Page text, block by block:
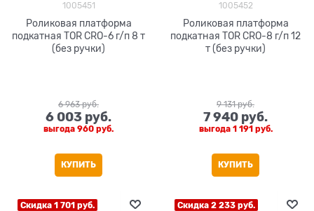
1005451
Роликовая платформа
подкатная TOR CRO-6 г/п 8 т
(без ручки)
6 963 руб.
6 003 руб.
выгода 960 руб.
КУПИТЬ
1005452
Роликовая платформа
подкатная TOR CRO-8 г/п 12
т (без ручки)
9 131 руб.
7 940 руб.
выгода 1 191 руб.
КУПИТЬ
Скидка 1 701 руб. Скидка 2 233 руб.